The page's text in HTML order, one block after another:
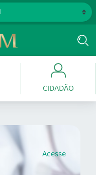
CIDADÃO
Acesse